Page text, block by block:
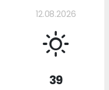
12.08.2026
39